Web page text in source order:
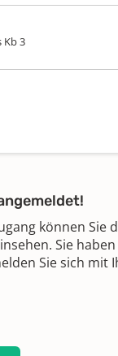
Kb 3
können Sie
Sie
Sie sich mit